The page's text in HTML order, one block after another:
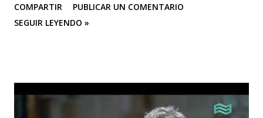
CASA TEA con sus últimas funciones este 25 y 26 de abril de
“Efímero”, La Casa del Silencio se embarcará en una gira
imborrable en todos los que la presencien." La Casa del
Silencio se embarcará nuevamente en una gira
COMPARTIR
PUBLICAR UN COMENTARIO
SEGUIR LEYENDO »